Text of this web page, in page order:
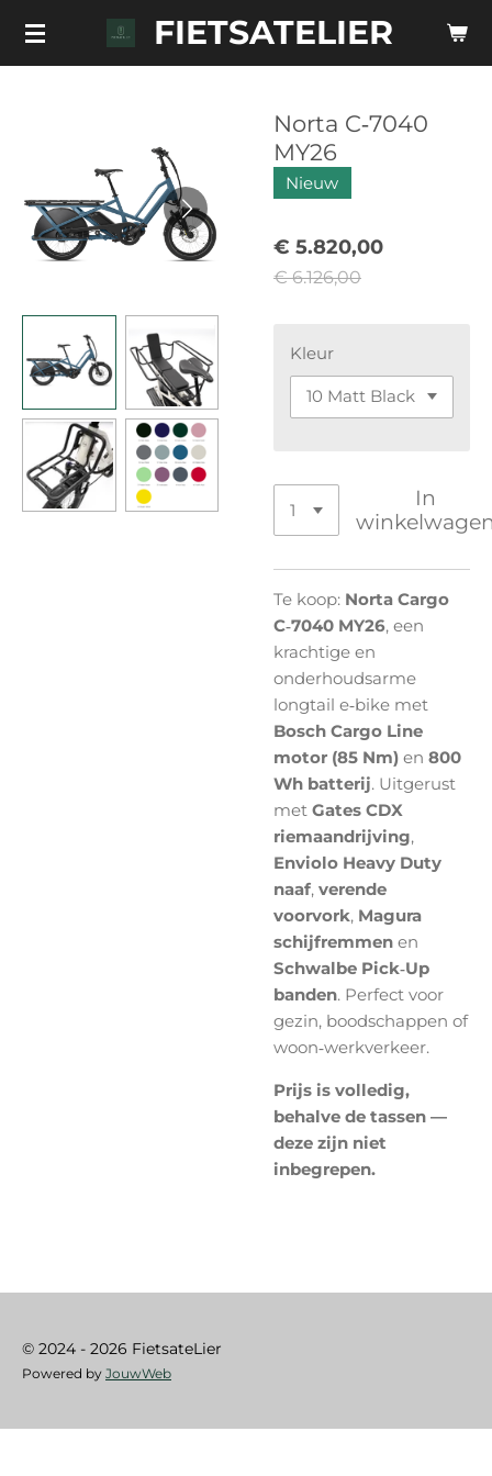
Ga
direct
FIETSATELIER
Norta C‑7040
MY26
Nieuw
€ 5.820,00
€ 6.126,00
Kleur
In
Te koop: Norta Cargo
C‑7040 MY26, een
krachtige en
onderhoudsarme
longtail e‑bike met
Bosch Cargo Line
motor (85 Nm) en 800
Wh batterij. Uitgerust
met Gates CDX
riemaandrijving,
Enviolo Heavy Duty
naaf, verende
voorvork, Magura
schijfremmen en
Schwalbe Pick‑Up
banden. Perfect voor
gezin, boodschappen of
woon‑werkverkeer.
Prijs is volledig,
behalve de tassen —
deze zijn niet
inbegrepen.
© 2024 - 2026 FietsateLier
Powered by JouwWeb